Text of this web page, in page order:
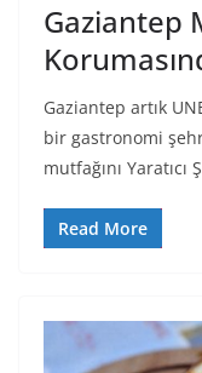
Gaziantep
Gaziantep artık
bir gastronomi
mutfağını
Read More